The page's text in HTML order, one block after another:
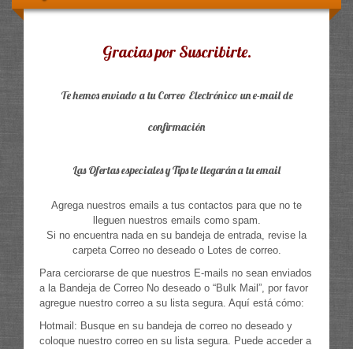
DESARROLLO
CONTACTO / SOPORTE
Gracias por Suscribirte.
Te hemos enviado a tu Correo Electrónico un e-mail de
confirmación
Las Ofertas especiales y Tips te llegarán a tu email
Agrega nuestros emails a tus contactos para que no te
lleguen nuestros emails como spam.
Si no encuentra nada en su bandeja de entrada, revise la
carpeta Correo no deseado o Lotes de correo.
Para cerciorarse de que nuestros E-mails no sean enviados
a la Bandeja de Correo No deseado o “Bulk Mail”, por favor
agregue nuestro correo a su lista segura. Aquí está cómo:
Hotmail: Busque en su bandeja de correo no deseado y
coloque nuestro correo en su lista segura. Puede acceder a